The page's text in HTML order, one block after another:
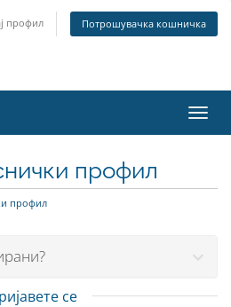
профил Потрошувачка кошничка
ја
профил
профил
се